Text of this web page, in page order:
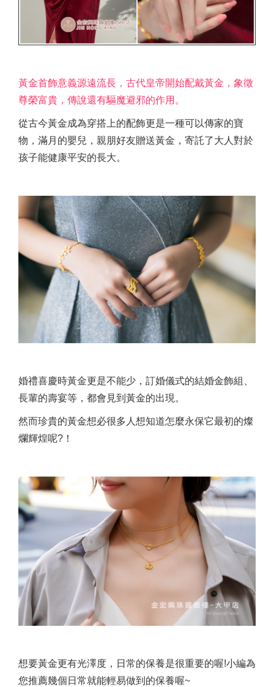
黃金首飾意義源遠流長，古代皇帝開始配戴黃金，象徵
尊榮富貴，傳說還有驅魔避邪的作用。
從古今黃金成為穿搭上的配飾更是一種可以傳家的寶
物，滿月的嬰兒，親朋好友贈送黃金，寄託了大人對於
孩子能健康平安的長大。
婚禮喜慶時黃金更是不能少，訂婚儀式的結婚金飾組、
長輩的壽宴等，都會見到黃金的出現。
然而珍貴的黃金想必很多人想知道怎麼永保它最初的燦
爛輝煌呢?！
想要黃金更有光澤度，日常的保養是很重要的喔!小編為
您推薦幾個日常就能輕易做到的保養喔~